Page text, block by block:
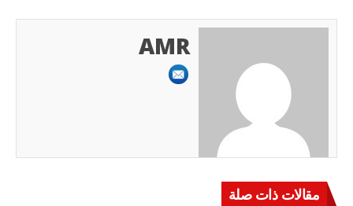
AMR
مقالات ذات صلة